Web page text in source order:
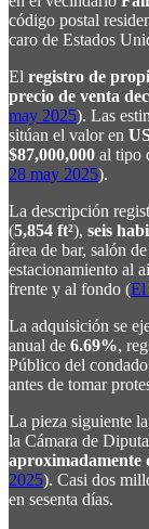
código postal
caro de Estados
El registro de
precio de venta
may 2025). Las
sitúan el valor en
$87,000,000 al tipo
28 may 2025).
La descripción
(5,854 ft²), seis
área de bar, salón
estacionamiento al
frente y al fondo (El
La adquisición se
anual de 6.69%,
Público del
antes de tomar
La pieza siguiente
la Cámara de
aproximadamente
2025). Casi dos
en sesenta días.